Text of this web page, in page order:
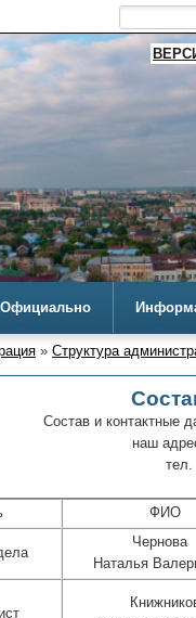
Официально
» Структура
Состав и контактные
наш
тел.
ФИО
Чернова
Наталья